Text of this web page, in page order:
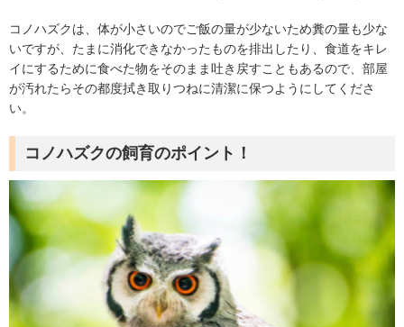
コノハズクは、体が小さいのでご飯の量が少ないため糞の量も少な
いですが、たまに消化できなかったものを排出したり、食道をキレ
イにするために食べた物をそのまま吐き戻すこともあるので、部屋
が汚れたらその都度拭き取りつねに清潔に保つようにしてくださ
い。
コノハズクの飼育のポイント！